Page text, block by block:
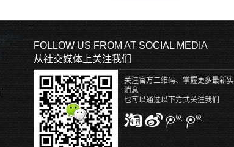
FOLLOW US FROM AT SOCIAL MEDIA
从社交媒体上关注我们
关注官方二维码、掌握更多最新
消息
也可以通过以下方式关注我们